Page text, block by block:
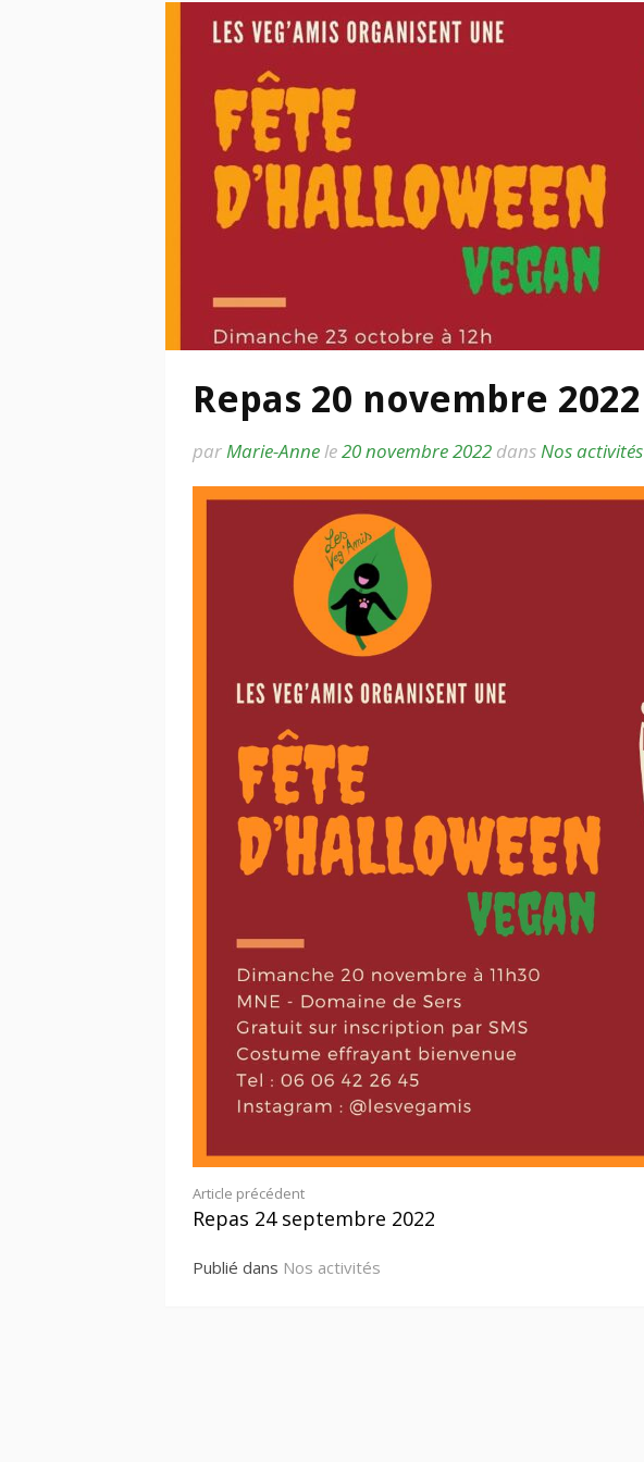
Repas 20 novembre 2022
parMarie-Annele20 novembre 2022 dansNos activités
Lire
suite
Article précédent
Repas 24 septembre 2022
Publié dans Nos activités